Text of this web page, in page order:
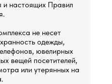
настоящих Правил
не несет
одежды,
ювелирных
вещей посетителей,
или утерянных на